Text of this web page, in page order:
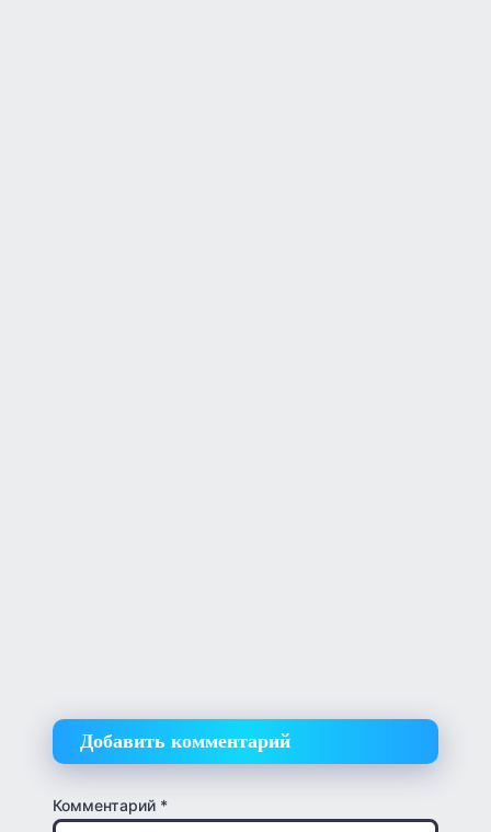
Добавить комментарий
Комментарий *